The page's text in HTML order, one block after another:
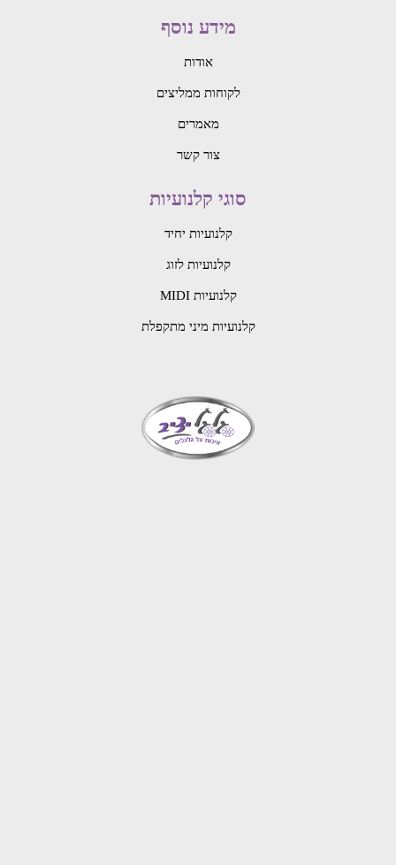
מידע נוסף
אודות
לקוחות ממליצים
מאמרים
צור קשר
סוגי קלנועיות
קלנועיות יחיד
קלנועיות לזוג
קלנועיות MIDI
קלנועיות מיני מתקפלת